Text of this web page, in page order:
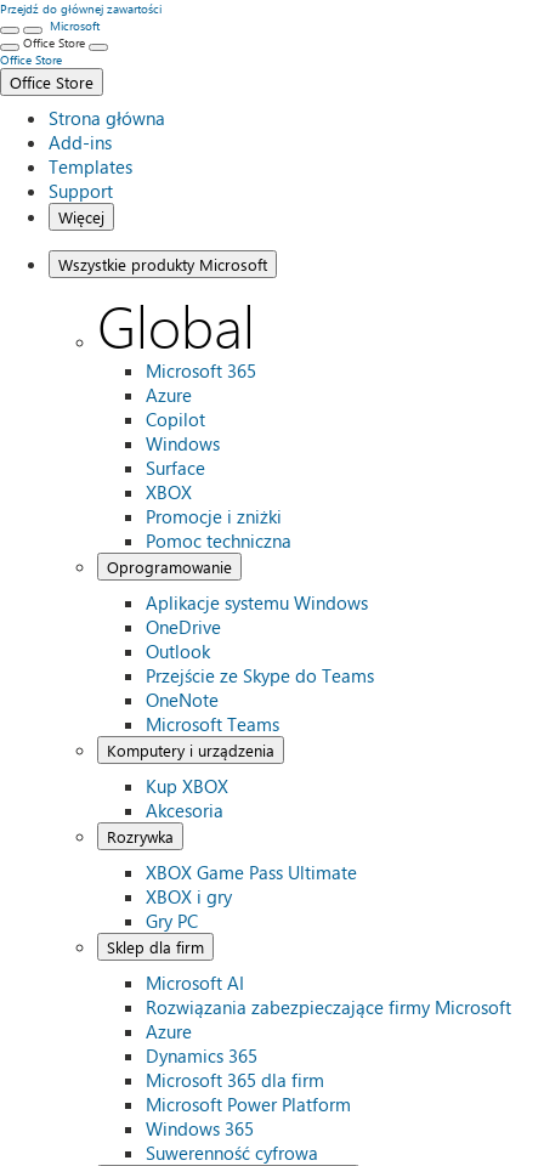
Przejdź do głównej zawartości
Microsoft
Office Store
Office Store
Office Store
Strona główna
Add-ins
Templates
Support
Więcej
Wszystkie produkty Microsoft
Global
Microsoft 365
Azure
Copilot
Windows
Surface
XBOX
Promocje i zniżki
Pomoc techniczna
Oprogramowanie
Aplikacje systemu Windows
OneDrive
Outlook
Przejście ze Skype do Teams
OneNote
Microsoft Teams
Komputery i urządzenia
Kup XBOX
Akcesoria
Rozrywka
XBOX Game Pass Ultimate
XBOX i gry
Gry PC
Sklep dla firm
Microsoft AI
Rozwiązania zabezpieczające firmy Microsoft
Azure
Dynamics 365
Microsoft 365 dla firm
Microsoft Power Platform
Windows 365
Suwerenność cyfrowa